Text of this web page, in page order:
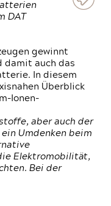
DAT
gewinnt
damit auch das
In diesem
Überblick
Ionen-
aber auch der
Umdenken beim
Elektromobilität,
Bei der